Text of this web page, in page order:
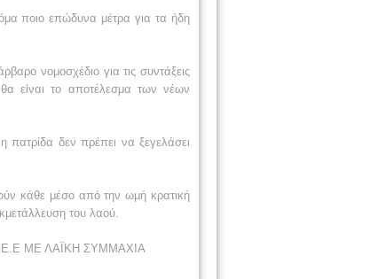
ποιο επώδυνα μέτρα για τα ήδη
νομοσχέδιο για τις συντάξεις
θα είναι το αποτέλεσμα των νέων
δεν πρέπει να ξεγελάσει
κάθε μέσο από την ωμή κρατική
του λαού.
ΜΕ ΛΑΪΚΗ ΣΥΜΜΑΧΙΑ